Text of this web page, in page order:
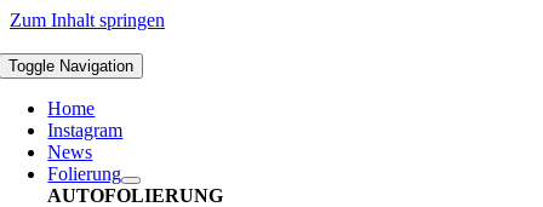
Zum Inhalt springen
Toggle Navigation
Home
Instagram
News
Folierung
AUTOFOLIERUNG